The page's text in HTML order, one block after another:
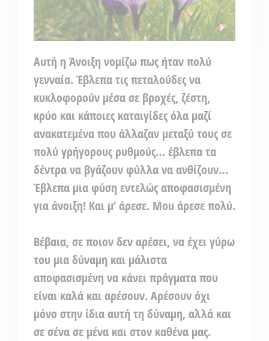
Αυτή η Άνοιξη νομίζω πως ήταν πολύ
γενναία. Έβλεπα τις πεταλούδες να
κυκλοφορούν μέσα σε βροχές, ζέστη,
κρύο και κάποιες καταιγίδες όλα μαζί
ανακατεμένα που άλλαζαν μεταξύ τους σε
πολύ γρήγορους ρυθμούς… έβλεπα τα
δέντρα να βγάζουν φύλλα να ανθίζουν…
Έβλεπα μια φύση εντελώς αποφασισμένη
για άνοιξη! Και μ’ άρεσε. Μου άρεσε πολύ.
Βέβαια, σε ποιον δεν αρέσει, να έχει γύρω
του μια δύναμη και μάλιστα
αποφασισμένη να κάνει πράγματα που
είναι καλά και αρέσουν. Αρέσουν όχι
μόνο στην ίδια αυτή τη δύναμη, αλλά και
σε σένα σε μένα και στον καθένα μας.